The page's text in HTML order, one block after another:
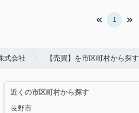
1
式会社 【売買】を市区町村から探す
近くの市区町村から探す
長野市